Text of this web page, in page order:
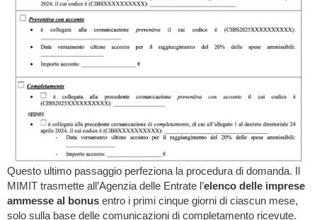
Questo ultimo passaggio perfeziona la procedura di domanda. Il
MIMIT trasmette all’Agenzia delle Entrate l’elenco delle imprese
ammesse al bonus entro i primi cinque giorni di ciascun mese,
solo sulla base delle comunicazioni di completamento ricevute.